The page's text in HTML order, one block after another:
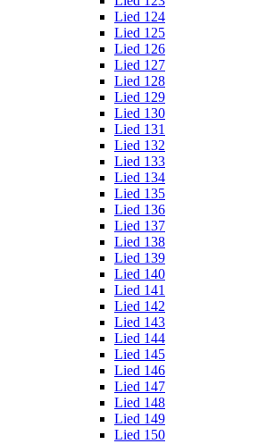
Lied 124
Lied 125
Lied 126
Lied 127
Lied 128
Lied 129
Lied 130
Lied 131
Lied 132
Lied 133
Lied 134
Lied 135
Lied 136
Lied 137
Lied 138
Lied 139
Lied 140
Lied 141
Lied 142
Lied 143
Lied 144
Lied 145
Lied 146
Lied 147
Lied 148
Lied 149
Lied 150